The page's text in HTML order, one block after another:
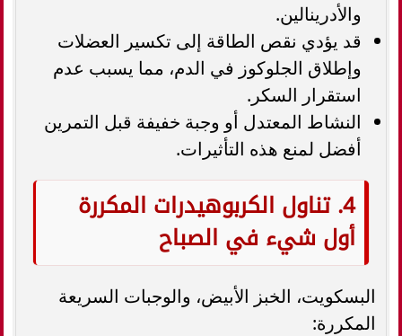
والأدرينالين.
قد يؤدي نقص الطاقة إلى تكسير العضلات
وإطلاق الجلوكوز في الدم، مما يسبب عدم
استقرار السكر.
النشاط المعتدل أو وجبة خفيفة قبل التمرين
أفضل لمنع هذه التأثيرات.
4. تناول الكربوهيدرات المكررة
أول شيء في الصباح
البسكويت، الخبز الأبيض، والوجبات السريعة
المكررة: